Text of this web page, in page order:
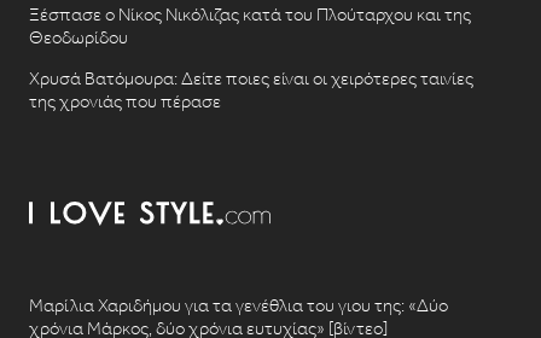
Ξέσπασε ο Νίκος Νικόλιζας κατά του Πλούταρχου και της
Θεοδωρίδου
Χρυσά Βατόμουρα: Δείτε ποιες είναι οι χειρότερες ταινίες
της χρονιάς που πέρασε
Μαρίλια Χαριδήμου για τα γενέθλια του γιου της: «Δύο
χρόνια Μάρκος, δύο χρόνια ευτυχίας» [βίντεο]